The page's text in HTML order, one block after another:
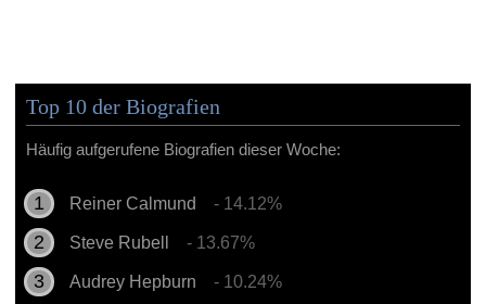
Top 10 der Biografien
Häufig aufgerufene Biografien dieser Woche:
Reiner Calmund - 14.12%
Steve Rubell - 13.67%
Audrey Hepburn - 10.24%